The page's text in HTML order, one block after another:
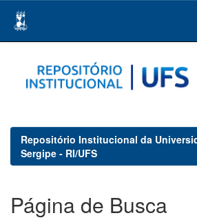
navigation
Repositório Institucional da
Sergipe - RI/UFS
Página de Busca